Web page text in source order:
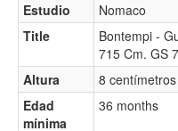
Estudio
Nomaco
Title
Bontempi -
715 Cm. GS
Altura
8 centímetros
Edad
mínima
36 months